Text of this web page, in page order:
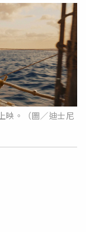
映。（圖／迪士尼